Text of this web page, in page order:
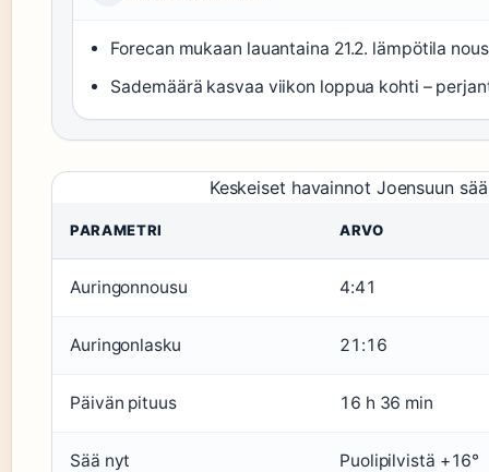
Forecan mukaan lauantaina 21.2. lämpötila
Sademäärä kasvaa viikon loppua kohti –
Keskeiset havainnot Joensuun
PARAMETRI ARVO
Auringonnousu 4:41
Auringonlasku 21:16
Päivän pituus 16 h 36 min
Sää nyt Puolipilvistä +16°